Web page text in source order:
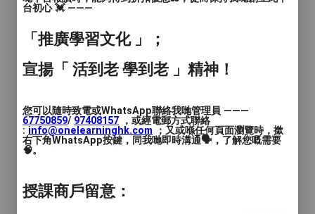
跆協 品勢裁判
3歲以上至成人均可參加
彈性課堂調動
教學由淺入深
學習目標明確
搏擊、品勢、擊破、伸展、特技
台初心 💓 ———
「推廣學習文化 」；
宣揚「 活到老 學到老 」精神！
您可以隨時致電或WhatsApp聯絡我哋管理員 ———
67750859/ 97408157 ，或經電郵方式聯絡
: info@onelearninghk.com ；又或喺任何頁面瀏覽時，撳
右下角WhatsApp按鍵，同我哋即時溝通🗣️，了解您嘅需要
🧠。
授課商戶留意：